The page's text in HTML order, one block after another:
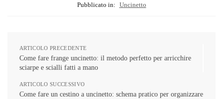
Pubblicato in: Uncinetto
ARTICOLO PRECEDENTE
Come fare frange uncinetto: il metodo perfetto per arricchire
sciarpe e scialli fatti a mano
ARTICOLO SUCCESSIVO
Come fare un cestino a uncinetto: schema pratico per organizzare